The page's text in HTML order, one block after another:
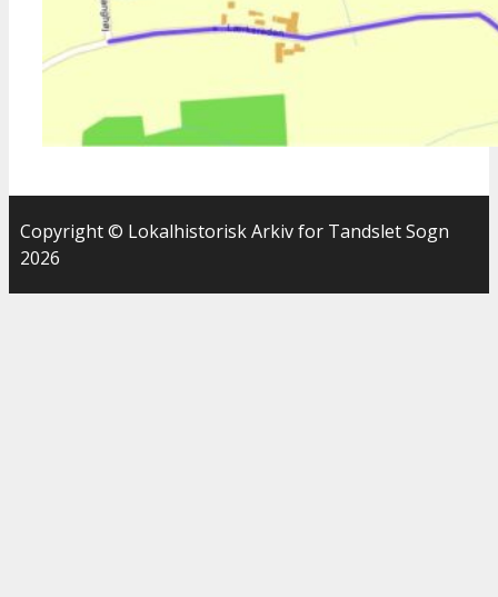
Copyright © Lokalhistorisk Arkiv for Tandslet Sogn
2026